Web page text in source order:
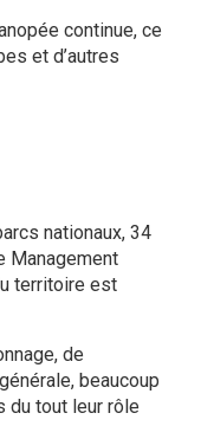
continue, ce
et d’autres
nationaux, 34
Management
territoire est
de
beaucoup
du tout leur rôle